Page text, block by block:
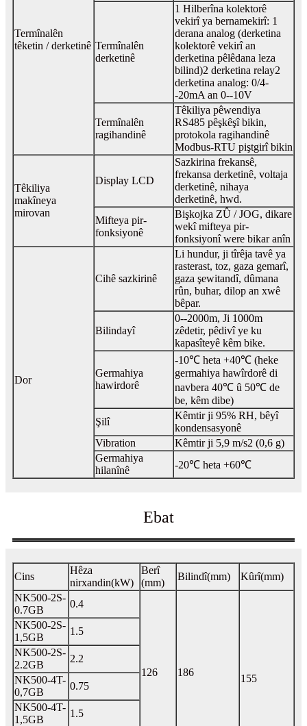
Termînalên
têketin / derketinê Termînalên
derketinê
1 Hilberîna kolektorê
vekirî ya bernamekirî: 1
derana analog (derketina
kolektorê vekirî an
derketina pêlêdana leza
bilind)2 derketina relay2
derketina analog: 0/4-
-20mA an 0--10V
Termînalên
ragihandinê
Têkiliya pêwendiya
RS485 pêşkêşî bikin,
protokola ragihandinê
Modbus-RTU piştgirî bikin
Têkiliya
makîneya
mirovan
Display LCD
Sazkirina frekansê,
frekansa derketinê, voltaja
derketinê, nihaya
derketinê, hwd.
Mifteya pir-
fonksiyonê
Bişkojka ZÛ / JOG, dikare
wekî mifteya pir-
fonksiyonî were bikar anîn
Dor
Cihê sazkirinê
Li hundur, ji tîrêja tavê ya
rasterast, toz, gaza gemarî,
gaza şewitandî, dûmana
rûn, buhar, dilop an xwê
bêpar.
Bilindayî
0--2000m, Ji 1000m
zêdetir, pêdivî ye ku
kapasîteyê kêm bike.
Germahiya
hawirdorê
-10℃ heta +40℃ (heke
germahiya hawîrdorê di
navbera 40℃ û 50℃ de
be, kêm dibe)
Şilî
Kêmtir ji 95% RH, bêyî
kondensasyonê
Vibration
Kêmtir ji 5,9 m/s2 (0,6 g)
Germahiya
hilanînê
-20℃ heta +60℃
Ebat
Cins
Hêza
nirxandin(kW)
Berî
(mm)
Bilindî(mm) Kûrî(mm)
NK500-2S-
0.7GB
0.4
126 186
155
NK500-2S-
1,5GB
1.5
NK500-2S-
2.2GB
2.2
NK500-4T-
0,7GB
0.75
NK500-4T-
1,5GB
1.5